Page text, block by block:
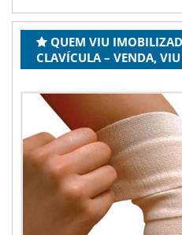
QUEM VIU
CLAVÍCULA – VENDA,